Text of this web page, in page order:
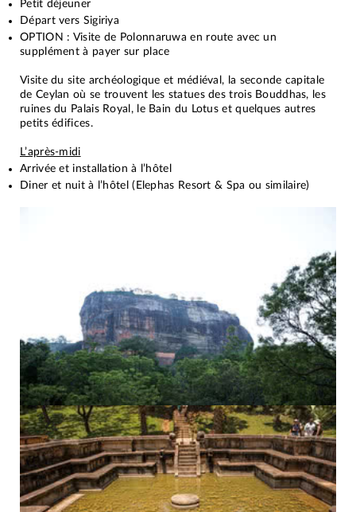
Petit déjeuner
Départ vers Sigiriya
OPTION : Visite de Polonnaruwa en route avec un
supplément à payer sur place
Visite du site archéologique et médiéval, la seconde capitale
de Ceylan où se trouvent les statues des trois Bouddhas, les
ruines du Palais Royal, le Bain du Lotus et quelques autres
petits édifices.
L’après-midi
Arrivée et installation à l’hôtel
Diner et nuit à l’hôtel (Elephas Resort & Spa ou similaire)